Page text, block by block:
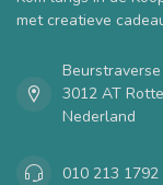
met creatieve
3012 AT
Nederland
010 213 1792